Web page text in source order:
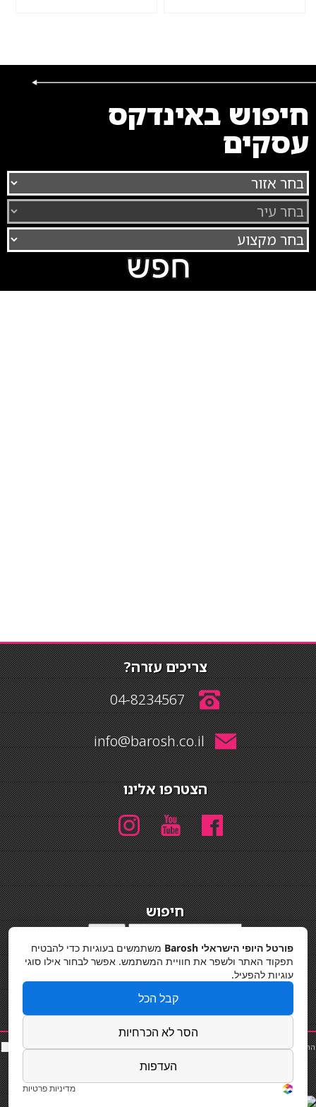
חיפוש באינדקס
עסקים
צריכים עזרה?
04-8234567
info@barosh.co.il
הצטרפו אלינו
חיפוש
מדיניות פרטיות
החלקות שיער|תאורה לבית|פאות ותוספות שיער|נייל סטודיו|תוספות שיער|שף פרטי|כ
סאות
פורטל היופי הישראלי Barosh
משתמשים בעוגיות כדי להבטיח
תפקוד האתר ולשפר את חוויית המשתמש. אפשר לבחור אילו סוגי
עוגיות להפעיל.
קבל הכל
הסר לא הכרחיות
העדפות
מדיניות פרטיות